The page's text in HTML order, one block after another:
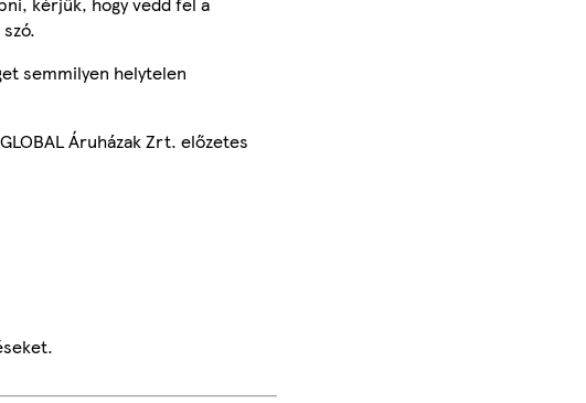
semmilyen helytelen
Áruházak Zrt. előzetes